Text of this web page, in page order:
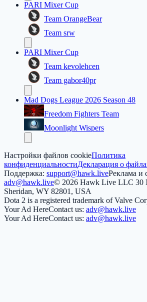
PARI Mixer Cup
Team OrangeBear
Team srw
PARI Mixer Cup
Team kevolehcen
Team gabor40pr
Mad Dogs League 2026 Season 48
Freedom Fighters Team
Moonlight Wispers
Настройки файлов cookieПолитика
конфиденциальностиДекларация о
Поддержка: support@hawk.liveРеклама и
adv@hawk.live© 2026 Hawk Live LLC 30
Sheridan, WY 82801, USA
Dota 2 is a registered trademark of Valve
Your Ad HereContact us: adv@hawk.live
Your Ad HereContact us: adv@hawk.live